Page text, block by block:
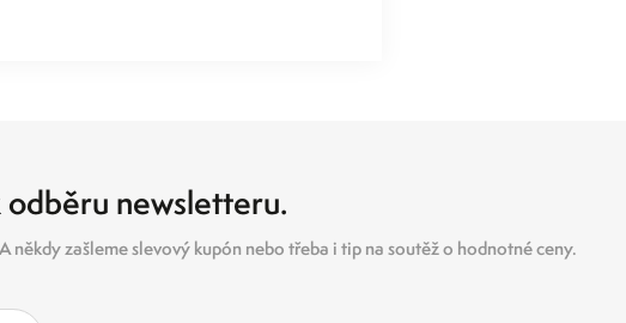
newsletteru.
zašleme slevový kupón nebo třeba i tip na soutěž o hodnotné ceny.